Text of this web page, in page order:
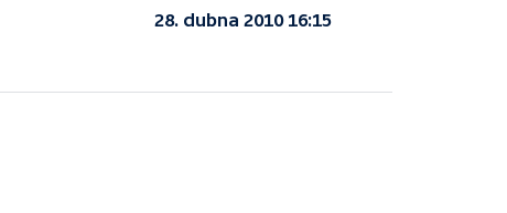
28. dubna 2010 16:15